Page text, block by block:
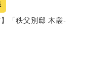
】「秩父別邸 木叢-